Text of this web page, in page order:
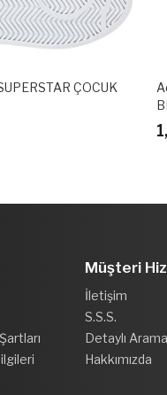
ÇOCUK
Müşteri
İletişim
S.S.S.
Detaylı Arama
Hakkımızda